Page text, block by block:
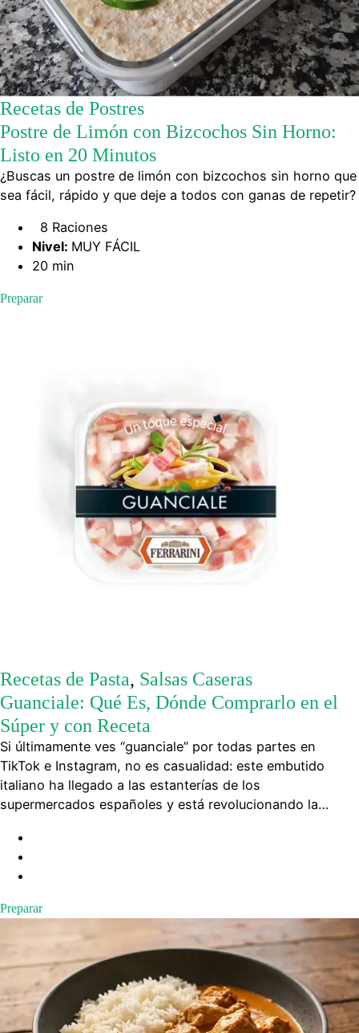
Recetas de Postres
Postre de Limón con Bizcochos Sin Horno:
Listo en 20 Minutos
¿Buscas un postre de limón con bizcochos sin horno que
sea fácil, rápido y que deje a todos con ganas de repetir?
8 Raciones
Nivel: MUY FÁCIL
20 min
Preparar
Recetas de Pasta, Salsas Caseras
Guanciale: Qué Es, Dónde Comprarlo en el
Súper y con Receta
Si últimamente ves “guanciale” por todas partes en
TikTok e Instagram, no es casualidad: este embutido
italiano ha llegado a las estanterías de los
supermercados españoles y está revolucionando la…
Preparar